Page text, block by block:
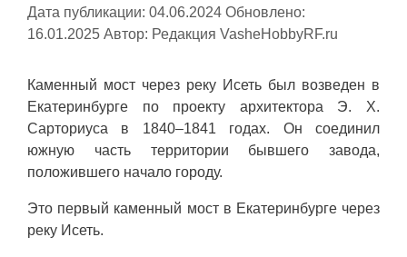
Дата публикации: 04.06.2024 Обновлено:
16.01.2025 Автор: Редакция VasheHobbyRF.ru
Каменный мост через реку Исеть был возведен в
Екатеринбурге по проекту архитектора Э. Х.
Сарториуса в 1840–1841 годах. Он соединил
южную часть территории бывшего завода,
положившего начало городу.
Это первый каменный мост в Екатеринбурге через
реку Исеть.